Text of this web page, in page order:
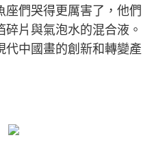
座們哭得更厲害了，他們
片與氣泡水的混合液。
代中國畫的創新和轉變產